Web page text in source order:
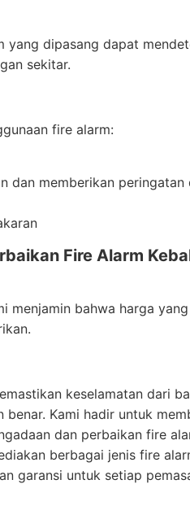
dipasang dapat
sekitar.
fire alarm:
dan memberikan peringatan
Fire Alarm
menjamin bahwa harga
keselamatan dari
Kami hadir untuk
dan perbaikan fire
berbagai jenis fire
garansi untuk setiap